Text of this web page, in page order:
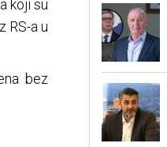
koji su
RS-a u
bez